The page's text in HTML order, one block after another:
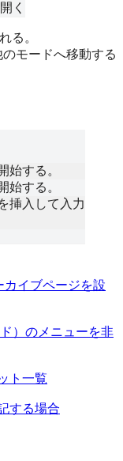
く
る。
モードへ移動する
始する。
始する。
挿入して入力
カイブページを設
）のメニューを非
ト一覧
する場合